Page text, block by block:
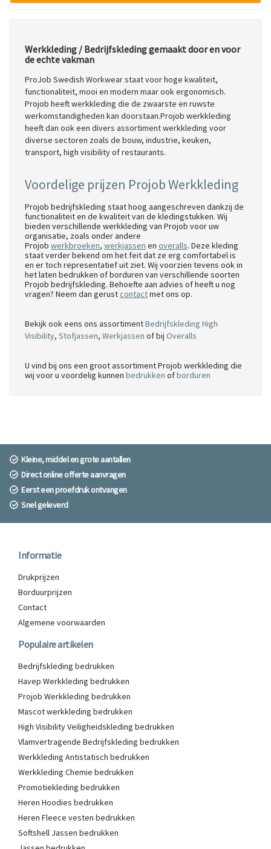
Werkkleding / Bedrijfskleding gemaakt door en voor
de echte vakman
ProJob Swedish Workwear staat voor hoge kwaliteit,
functionaliteit, mooi en modern maar ook ergonomisch.
Projob heeft werkkleding die de zwaarste en ruwste
werkomstandigheden kan doorstaan.Projob werkkleding
heeft dan ook een divers assortiment werkkleding voor
diverse sectoren zoals de bouw, industrie, keuken,
transport, high visibility of restaurants.
Voordelige prijzen Projob Werkkleding
Projob bedrijfskleding staat hoog aangeschreven dankzij de
functionaliteit en de kwaliteit van de kledingstukken. Wij
bieden verschillende werkkleding van Projob voor uw
organisatie, zoals onder andere
Projob werkbroeken, werkjassen en overalls. Deze kleding
staat verder bekend om het feit dat ze erg comfortabel is
en er toch representatief uit ziet. Wij voorzien tevens ook in
het laten bedrukken of borduren van verschillende soorten
Projob bedrijfskleding. Behoefte aan advies of heeft u nog
vragen? Neem dan gerustcontactmet ons op.
Bekijk ook eens ons assortimentBedrijfskleding High
Visibility, Stofjassen, Werkjassen of bij Overalls
U vind bij ons een groot assortiment Projob werkkleding die
wij voor u voordelig kunnen bedrukken ofborduren
Kleine, middel en grote aantallen
Direct online offerte aanvragen
Eerst een proefdruk ontvangen
Snel geleverd
Informatie
Drukprijzen
Borduurprijzen
Contact
Algemene voorwaarden
Populaire artikelen
Bedrijfskleding bedrukken
Havep Werkkleding bedrukken
Projob Werkkleding bedrukken
Mascot werkkleding bedrukken
High Visibility Veiligheidskleding bedrukken
Vlamvertragende Bedrijfskleding bedrukken
Werkkleding Antistatisch bedrukken
Werkkleding Chemie bedrukken
Promotiekleding bedrukken
Heren Hoodies bedrukken
Heren Fleece vesten bedrukken
Softshell Jassen bedrukken